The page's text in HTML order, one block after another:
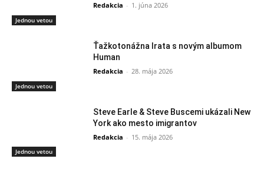
Jednou vetou
Redakcia - 1. júna 2026
Jednou vetou
Ťažkotonážna Irata s novým albumom
Human
Redakcia - 28. mája 2026
Jednou vetou
Steve Earle & Steve Buscemi ukázali New
York ako mesto imigrantov
Redakcia - 15. mája 2026